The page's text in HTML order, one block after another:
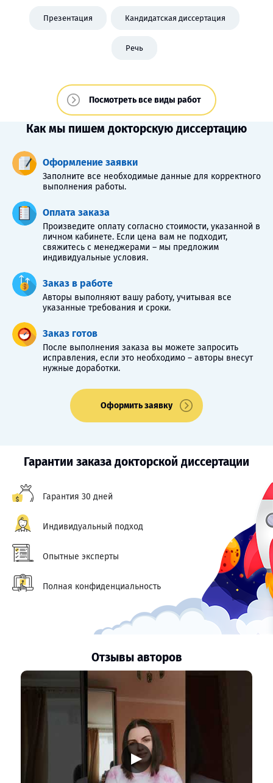
Презентация Кандидатская диссертация
Речь
Посмотреть все виды работ
Как мы пишем докторскую диссертацию
Оформление заявки
Заполните все необходимые данные для корректного
выполнения работы.
Оплата заказа
Произведите оплату согласно стоимости, указанной в
личном кабинете. Если цена вам не подходит,
свяжитесь с менеджерами – мы предложим
индивидуальные условия.
Заказ в работе
Авторы выполняют вашу работу, учитывая все
указанные требования и сроки.
Заказ готов
После выполнения заказа вы можете запросить
исправления, если это необходимо – авторы внесут
нужные доработки.
Оформить заявку
Гарантии заказа докторской диссертации
Гарантия 30 дней
Индивидуальный подход
Опытные эксперты
Полная конфиденциальность
Отзывы авторов
▶